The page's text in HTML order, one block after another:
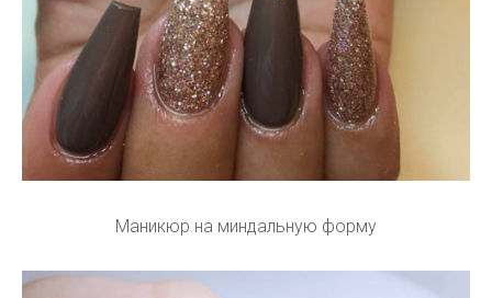
Маникюр на миндальную форму